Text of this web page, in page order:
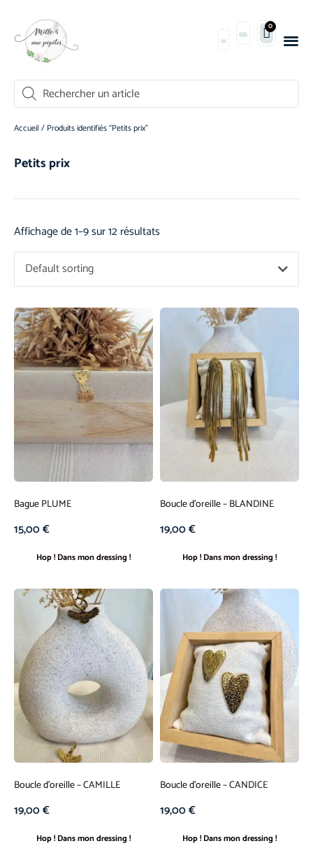
0
Accueil / Produits identifiés “Petits prix”
Petits prix
Affichage de 1–9 sur 12 résultats
Default sorting
Bague PLUME
15,00€
Hop ! Dans mon dressing !
Boucle d’oreille – BLANDINE
19,00€
Hop ! Dans mon dressing !
Boucle d’oreille – CAMILLE
19,00€
Hop ! Dans mon dressing !
Boucle d’oreille – CANDICE
19,00€
Hop ! Dans mon dressing !